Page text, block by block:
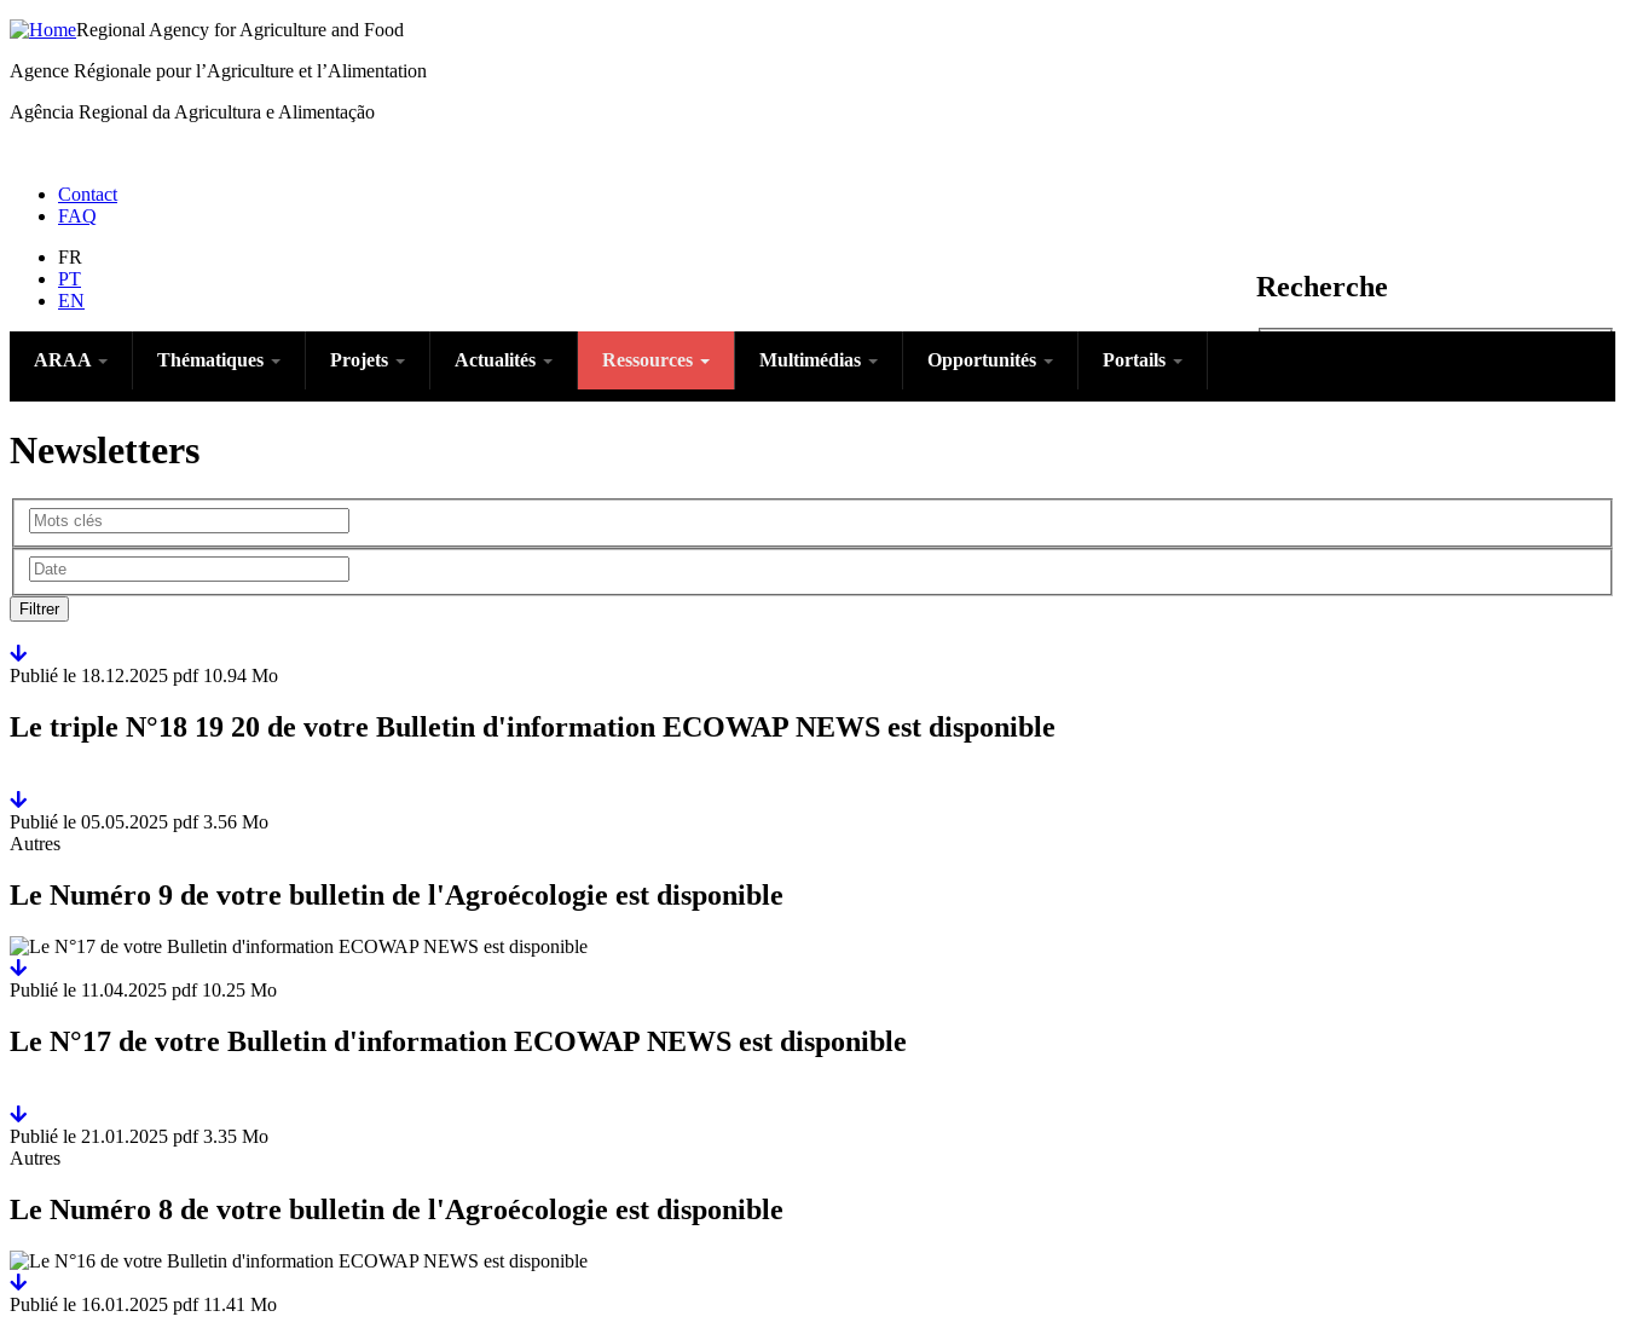
Aller
contenu
Regional Agency for Agriculture and Food
Agence Régionale pour l’Agriculture et l’Alimentation
Agência Regional da Agricultura e Alimentação
Menu
right
Contact
FAQ
Recherche
FR
PT
EN
ARAA Thématiques Projets Actualités Ressources Multimédias Opportunités Portails
Newsletters
Filtrer
Publié le 18.12.2025 pdf 10.94 Mo
Le triple N°18 19 20 de votre Bulletin d'information ECOWAP NEWS est disponible
Publié le 05.05.2025 pdf 3.56 Mo
Autres
Le Numéro 9 de votre bulletin de l'Agroécologie est disponible
Publié le 11.04.2025 pdf 10.25 Mo
Le N°17 de votre Bulletin d'information ECOWAP NEWS est disponible
Publié le 21.01.2025 pdf 3.35 Mo
Autres
Le Numéro 8 de votre bulletin de l'Agroécologie est disponible
Publié le 16.01.2025 pdf 11.41 Mo